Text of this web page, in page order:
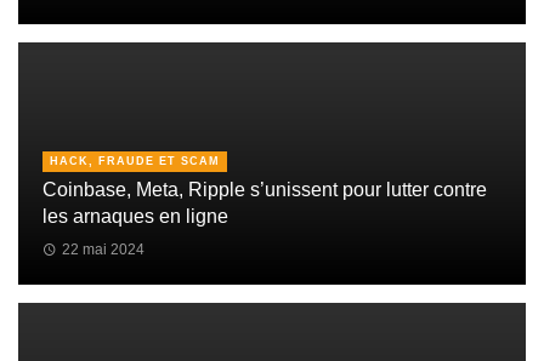
HACK, FRAUDE ET SCAM
Coinbase, Meta, Ripple s’unissent pour lutter contre
les arnaques en ligne
22 mai 2024